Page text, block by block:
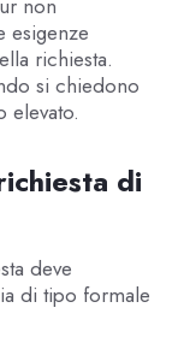
esigenze
richiesta.
si chiedono
elevato.
di
deve
di tipo formale